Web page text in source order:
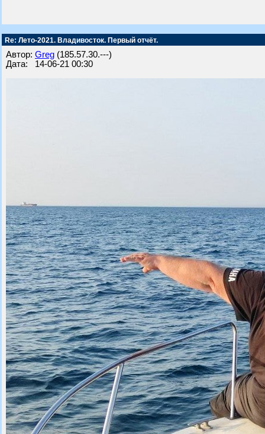
Re: Лето-2021. Владивосток. Первый отчёт.
Автор: Greg (185.57.30.---)
Дата: 14-06-21 00:30